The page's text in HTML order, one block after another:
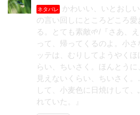
ネタバレ
かわいい、いとおし
の言い回しにところどころ愛
る。とても素敵🌱/『さあ、
って、帰ってくるのよ。小
ッテは、むりしてようやくほ
らい、ちいさく。ほんとうに
見えないくらい、ちいさく
して、小麦色に日焼けして
れていた。』